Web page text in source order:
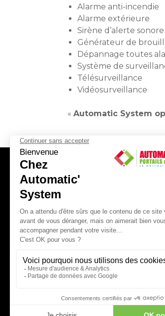
Alarme anti-incendie
Alarme extérieure
Sirène d’alerte sonore
Générateur de
Dépannage toutes
Système de
Télésurveillance
Vidéosurveillance
« Automatic System
NOUS JOINDRE
Tél. : 02 43 49 32 80
contactez-nous
Automatic System, optimiser votre
grâce à nos solutions motorisées
store extérieur…).Automatic
l’ensemble de La Mayenne (53).
de renom et de qualité au service